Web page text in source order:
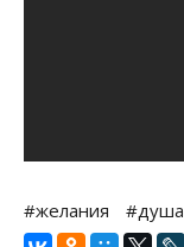
#желания #душа